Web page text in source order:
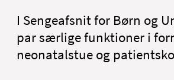
I Sengeafsnit for Børn og
par særlige funktioner i
neonatalstue og